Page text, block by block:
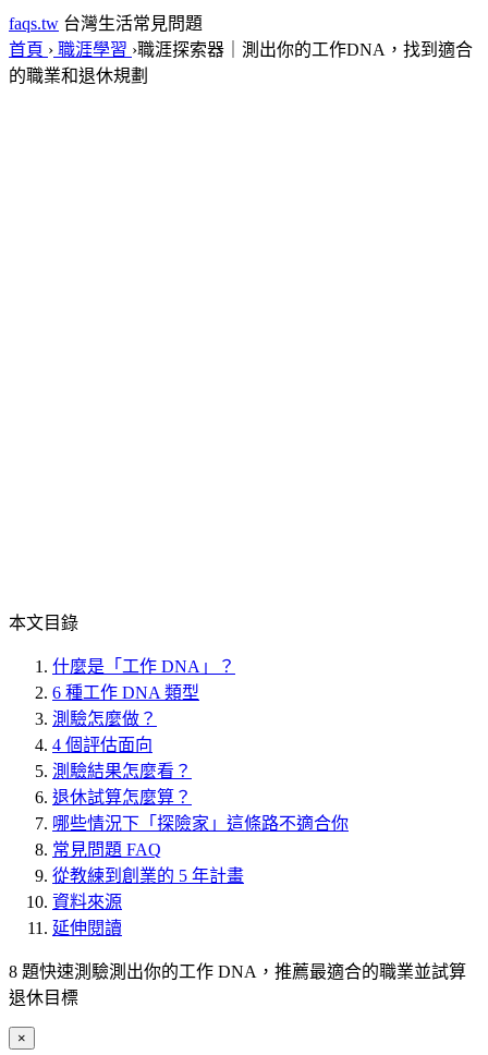
faqs.tw 台灣生活常見問題
首頁 › 職涯學習 ›職涯探索器｜測出你的工作DNA，找到適合
的職業和退休規劃
本文目錄
什麼是「工作 DNA」？
6 種工作 DNA 類型
測驗怎麼做？
4 個評估面向
測驗結果怎麼看？
退休試算怎麼算？
哪些情況下「探險家」這條路不適合你
常見問題 FAQ
從教練到創業的 5 年計畫
資料來源
延伸閱讀
8 題快速測驗測出你的工作 DNA，推薦最適合的職業並試算
退休目標
×